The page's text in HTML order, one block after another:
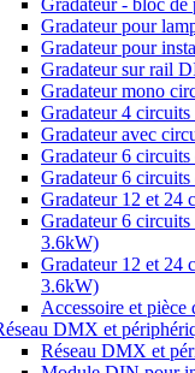
Gradateur - bloc de
Gradateur pour
Gradateur pour
Gradateur sur rail
Gradateur mono
Gradateur 4
Gradateur avec
Gradateur 6
Gradateur 6
Gradateur 12 et 24
Gradateur 6
3.6kW)
Gradateur 12 et 24
3.6kW)
Accessoire et pièce
DMX et
Réseau DMX et